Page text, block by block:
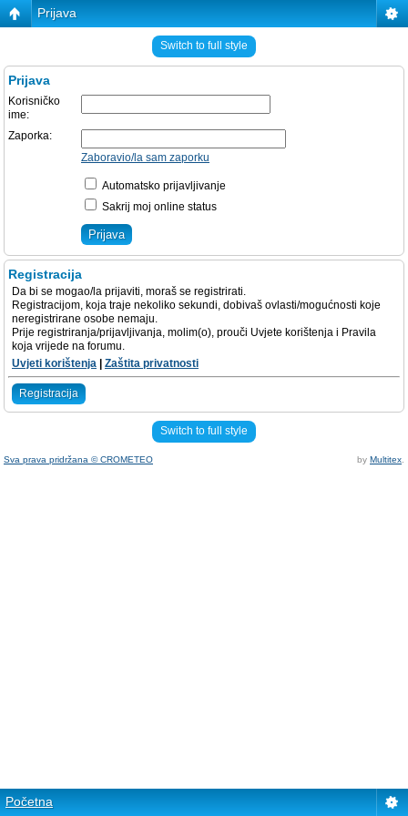
Prijava
Switch to full style
Prijava
Korisničko
ime:
Zaporka:
Zaboravio/la sam zaporku
Automatsko prijavljivanje
Sakrij moj online status
Registracija
Da bi se mogao/la prijaviti, moraš se registrirati.
Registracijom, koja traje nekoliko sekundi, dobivaš ovlasti/mogućnosti koje
neregistrirane osobe nemaju.
Prije registriranja/prijavljivanja, molim(o), prouči Uvjete korištenja i Pravila
koja vrijede na forumu.
Uvjeti korištenja
Zaštita privatnosti
Registracija
Switch to full style
Sva prava pridržana © CROMETEO by Multitex
Početna